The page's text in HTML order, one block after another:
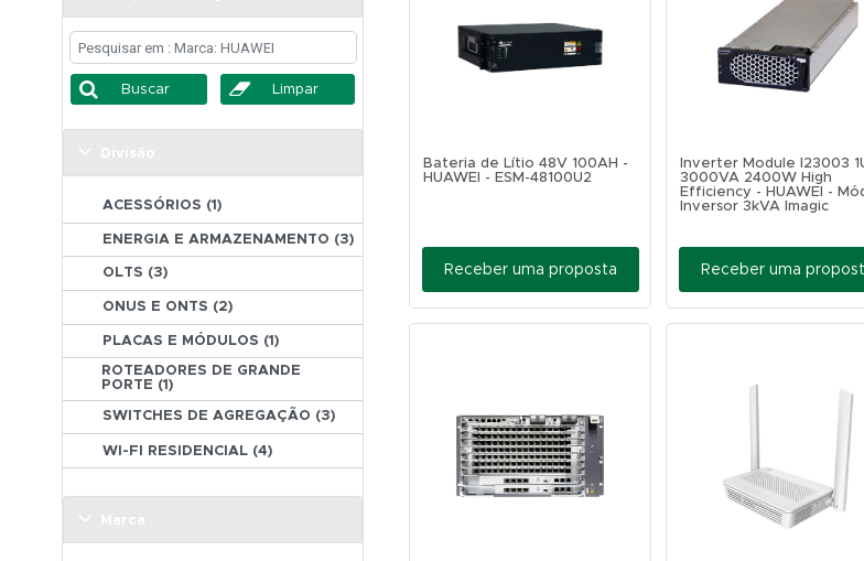
Buscar Limpar
ACESSÓRIOS (1)
ENERGIA E ARMAZENAMENTO (3)
OLTS (3)
ONUS E ONTS (2)
PLACAS E MÓDULOS (1)
ROTEADORES DE GRANDE
PORTE (1)
SWITCHES DE AGREGAÇÃO (3)
WI-FI RESIDENCIAL (4)
Bateria de Lítio 48V 100AH -
HUAWEI - ESM-48100U2
Receber uma proposta
Inverter Module I23003
3000VA 2400W High
Efficiency - HUAWEI -
Inversor 3kVA Imagic
Receber uma